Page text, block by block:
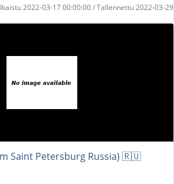
2022-03-17 00:00:00 / Tallennettu 2022-03-29
Saint Petersburg Russia) 🇷🇺